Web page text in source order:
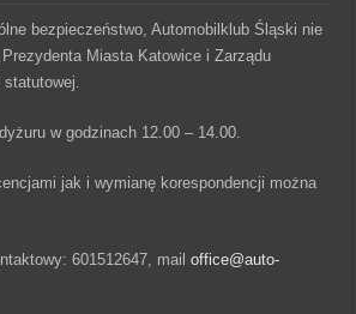
bezpieczeństwo, Automobilklub Śląski nie
Miasta Katowice i Zarządu
statutowej.
w godzinach 12.00 – 14.00.
jak i wymianę korespondencji można
601512647, mail office@auto-